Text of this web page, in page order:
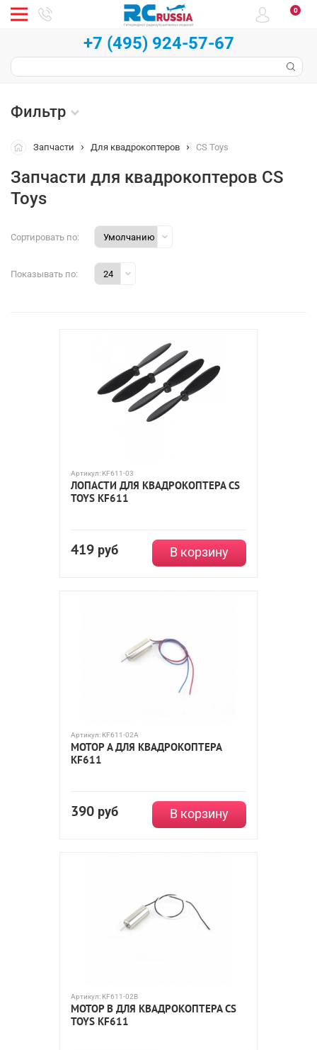
0
+7 (495) 924-57-67
Фильтр
Запчасти Для квадрокоптеров CS Toys
Запчасти для квадрокоптеров CS
Toys
Сортировать по:
Показывать по:
Артикул: KF611-03
ЛОПАСТИ ДЛЯ КВАДРОКОПТЕРА CS
TOYS KF611
419 руб В корзину
Артикул: KF611-02A
МОТОР A ДЛЯ КВАДРОКОПТЕРА
KF611
390 руб В корзину
Артикул: KF611-02B
МОТОР B ДЛЯ КВАДРОКОПТЕРА CS
TOYS KF611